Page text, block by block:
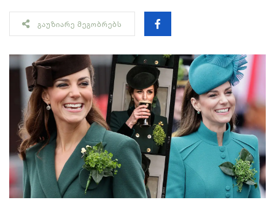
ᲒᲐᲣᲖᲘᲐᲠᲔ ᲛᲔᲒᲝᲑᲠᲔᲑᲡ